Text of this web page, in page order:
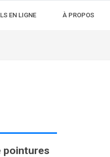
EN LIGNE À PROPOS
pointures